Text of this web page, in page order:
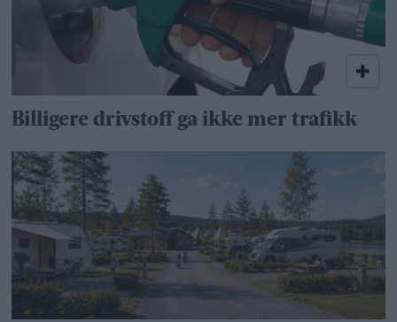
Billigere drivstoff ga ikke mer trafikk